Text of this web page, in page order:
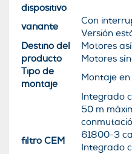
dispositivo
variante
Con
Versión
Destino del
producto
Motores
Motores
Tipo de
montaje
Montaje
filtro CEM
Integrado
50 m
61800-3
Integrado